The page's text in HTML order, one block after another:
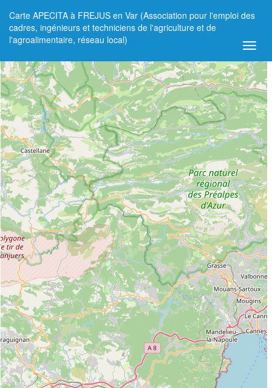
Carte APECITA à FREJUS en Var (Association pour l'emploi des
cadres, ingénieurs et techniciens de l'agriculture et de
l'agroalimentaire, réseau local)
+
−